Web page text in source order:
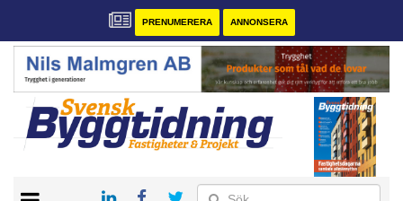
PRENUMERERA ANNONSERA